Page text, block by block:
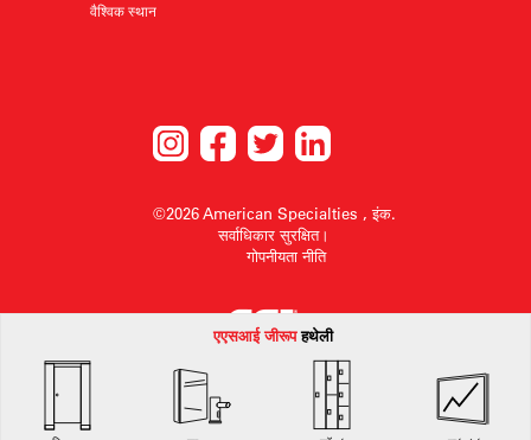
एएसआई जीरूप हथेली
वैश्विक स्थान
©2026 American Specialties , इंक.
सर्वाधिकार सुरक्षित।
गोपनीयता नीति
American Specialties, Inc. बिना किसी सूचना के डिज़ाइन परिवर्तन करने या किसी भी डिज़ाइन को
वापस लेने का अधिकार सुरक्षित रखता है।